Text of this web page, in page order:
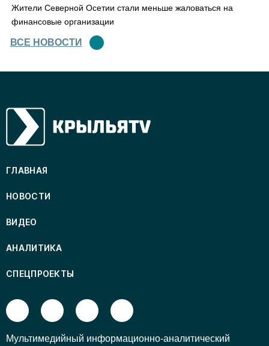
Жители Северной Осетии стали меньше жаловаться на
финансовые организации
ВСЕ НОВОСТИ
ГЛАВНАЯ
НОВОСТИ
ВИДЕО
АНАЛИТИКА
СПЕЦПРОЕКТЫ
Mультимедийный информационно-аналитический